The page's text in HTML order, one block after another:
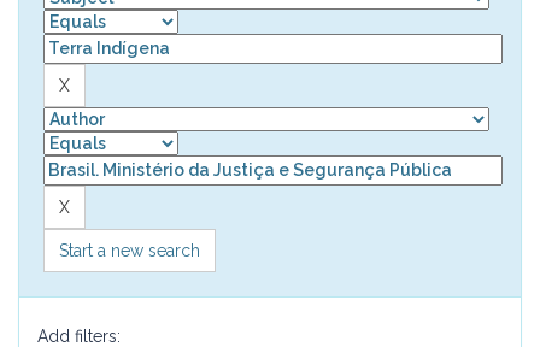
Start a new search
Add filters: